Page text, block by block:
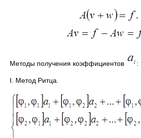
Методы получения коэффициентов :
I. Метод Ритца.